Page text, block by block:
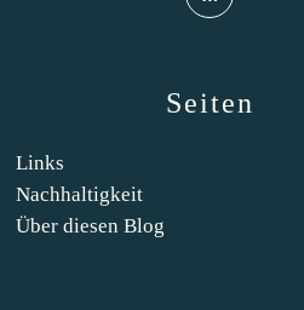
Seiten
Links
Nachhaltigkeit
Über diesen Blog